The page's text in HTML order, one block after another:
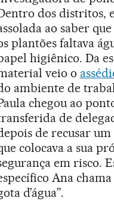
dos distritos,
ao saber
plantões faltava
higiênico. Da
veio o
ambiente de
chegou ao
de
de recusar
colocava a sua
em risco.
Ana chama
d’água”.